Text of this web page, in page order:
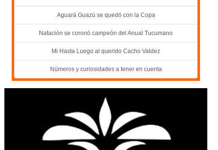
Aguará Guazú se quedó con la Copa
Natación se coronó campeón del Anual Tucumano
Mi Hasta Luego al querido Cacho Valdez
Números y curiosidades a tener en cuenta